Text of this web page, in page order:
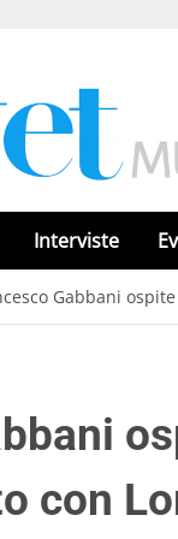
Interviste
Gabbani
con